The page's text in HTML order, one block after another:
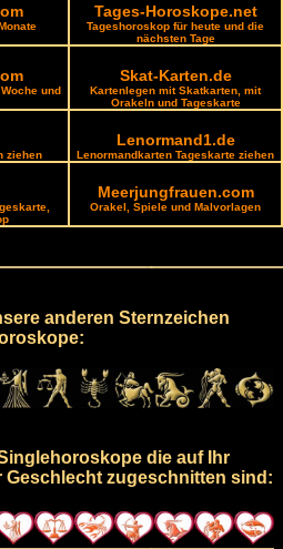
Tages-Horoskope.net
Tageshoroskop für heute und die
nächsten Tage
und
Skat-Karten.de
Kartenlegen mit Skatkarten, mit
Orakeln und Tageskarte
ziehen
Lenormand1.de
Lenormandkarten Tageskarte ziehen
Meerjungfrauen.com
Orakel, Spiele und Malvorlagen
anderen Sternzeichen
die auf Ihr
Geschlecht zugeschnitten sind: